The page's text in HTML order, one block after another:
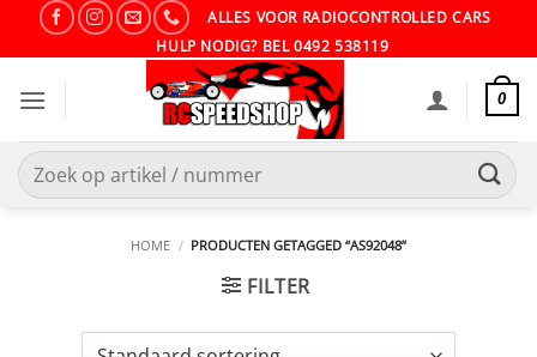
ALLES VOOR RADIOCONTROLLED CARS
HULP NODIG? BEL 0492 538119
0
Zoeken
naar:
HOME / PRODUCTEN GETAGGED “AS92048”
FILTER